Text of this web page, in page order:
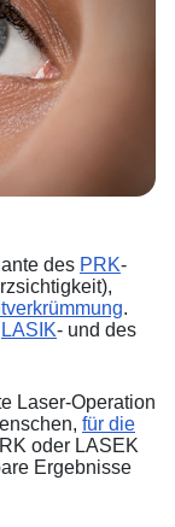
des PRK-
.
LASIK- und des
Laser-Operation
für die
oder LASEK
Ergebnisse